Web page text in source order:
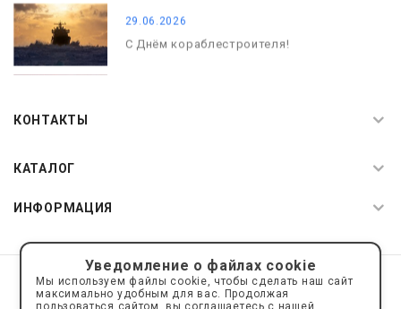
29.06.2026
С Днём кораблестроителя!
КОНТАКТЫ
КАТАЛОГ
ИНФОРМАЦИЯ
© 2019—2026 Интернет пространство АкваРос
sale@a-ros.ru
Политика конфиденциальности
Политика обработки персональных данных
Уведомление о файлах cookie
Мы используем файлы cookie, чтобы сделать наш сайт
максимально удобным для вас. Продолжая
пользоваться сайтом, вы соглашаетесь с нашей